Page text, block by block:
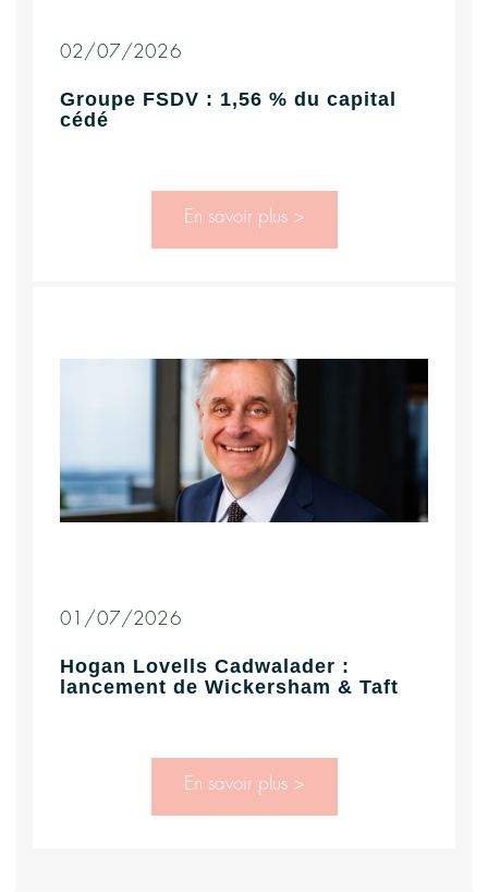
02/07/2026
Groupe FSDV : 1,56 % du capital
cédé
En savoir plus >
01/07/2026
Hogan Lovells Cadwalader :
lancement de Wickersham & Taft
En savoir plus >